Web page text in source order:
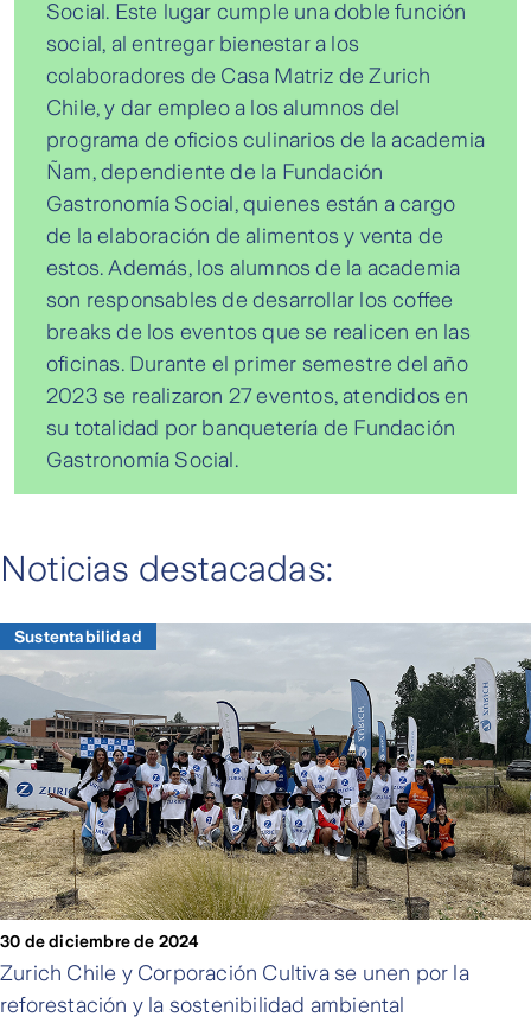
Social. Este lugar cumple una doble función
social, al entregar bienestar a los
colaboradores de Casa Matriz de Zurich
Chile, y dar empleo a los alumnos del
programa de oficios culinarios de la academia
Ñam, dependiente de la Fundación
Gastronomía Social, quienes están a cargo
de la elaboración de alimentos y venta de
estos. Además, los alumnos de la academia
son responsables de desarrollar los coffee
breaks de los eventos que se realicen en las
oficinas. Durante el primer semestre del año
2023 se realizaron 27 eventos, atendidos en
su totalidad por banquetería de Fundación
Gastronomía Social.
Noticias destacadas:
Sustentabilidad
30 de diciembre de 2024
Zurich Chile y Corporación Cultiva se unen por la
reforestación y la sostenibilidad ambiental